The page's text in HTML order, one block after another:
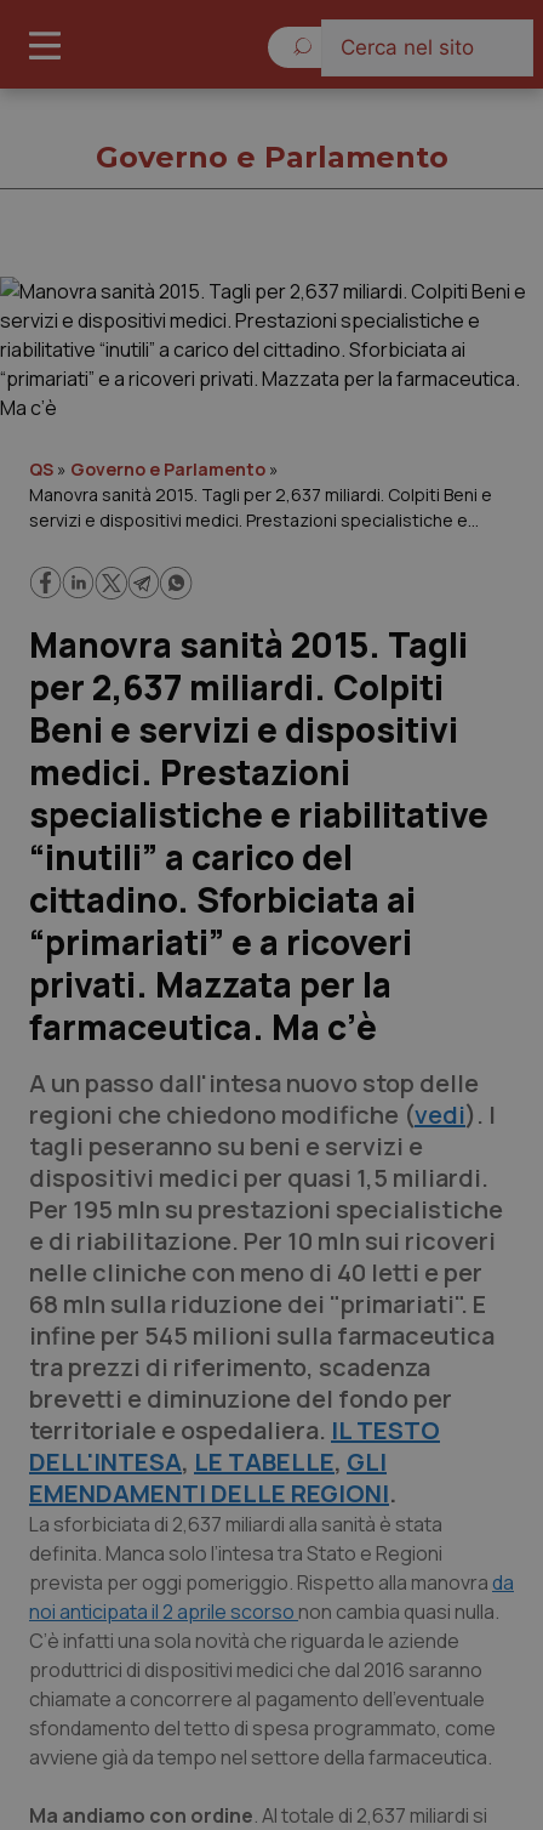
Cronache
Governo e Parlamento
Regioni e Asl
Lavoro e Professioni
Scienza e Farmaci
Studi e Analisi
Lettere al direttore
Edizioni Regionali
QS Pro
Professionisti Sanitari.AI
Abruzzo
Basilicata
Calabria
Campania
Emilia-Romagna
Friuli Venezia Giulia
Lazio
Liguria
Lombardia
Marche
Molise
Piemonte
Provincia Autonoma di Bolzano
QS Pro Gold
Artrite & artrosi
Asma & BPCO
Car-T
Colesterolo & coronaropatie
Dermatite Atopica
Diabete & glucometri
Disturbi dell’umore
Dolore
Donna & Salute
Epatiti
HIV
Infezioni & Febbre
QS Club Newsletter
Governo e Parlamento
QS » Governo e Parlamento »
Manovra sanità 2015. Tagli per 2,637 miliardi. Colpiti Beni e
servizi e dispositivi medici. Prestazioni specialistiche e
“primariati” e a ricoveri privati. Mazzata per la farmaceutica.
Ma c’è
Manovra sanità 2015. Tagli
per 2,637 miliardi. Colpiti
Beni e servizi e dispositivi
medici. Prestazioni
specialistiche e riabilitative
“inutili” a carico del
cittadino. Sforbiciata ai
“primariati” e a ricoveri
privati. Mazzata per la
farmaceutica. Ma c’è
A un passo dall'intesa nuovo stop delle
regioni che chiedono modifiche (vedi). I
tagli peseranno su beni e servizi e
dispositivi medici per quasi 1,5 miliardi.
Per 195 mln su prestazioni specialistiche
e di riabilitazione. Per 10 mln sui ricoveri
nelle cliniche con meno di 40 letti e per
68 mln sulla riduzione dei "primariati". E
infine per 545 milioni sulla farmaceutica
tra prezzi di riferimento, scadenza
brevetti e diminuzione del fondo per
territoriale e ospedaliera. IL TESTO
DELL'INTESA, LE TABELLE, GLI
EMENDAMENTI DELLE REGIONI.
La sforbiciata di 2,637 miliardi alla sanità è stata
definita. Manca solo l’intesa tra Stato e Regioni
prevista per oggi pomeriggio. Rispetto alla manovra da
noi anticipata il 2 aprile scorso non cambia quasi nulla.
C’è infatti una sola novità che riguarda le aziende
produttrici di dispositivi medici che dal 2016 saranno
chiamate a concorrere al pagamento dell’eventuale
sfondamento del tetto di spesa programmato, come
avviene già da tempo nel settore della farmaceutica.
Ma andiamo con ordine. Al totale di 2,637 miliardi si